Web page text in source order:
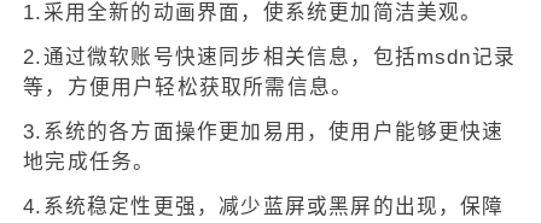
1.采用全新的动画界面，使系统更加简洁美观。
2.通过微软账号快速同步相关信息，包括msdn记录
等，方便用户轻松获取所需信息。
3.系统的各方面操作更加易用，使用户能够更快速
地完成任务。
4.系统稳定性更强，减少蓝屏或黑屏的出现，保障